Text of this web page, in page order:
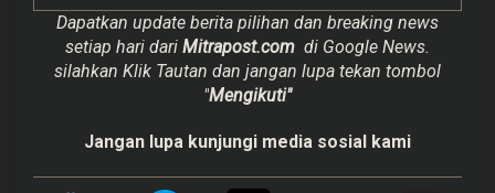
Dapatkan update berita pilihan dan breaking news
setiap hari dari Mitrapost.com di Google News.
silahkan Klik Tautan dan jangan lupa tekan tombol
"Mengikuti"
Jangan lupa kunjungi media sosial kami